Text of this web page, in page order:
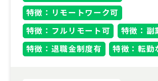
特徴：リモートワーク可
特徴：フルリモート可
特徴：副
特徴：退職金制度有
特徴：転勤